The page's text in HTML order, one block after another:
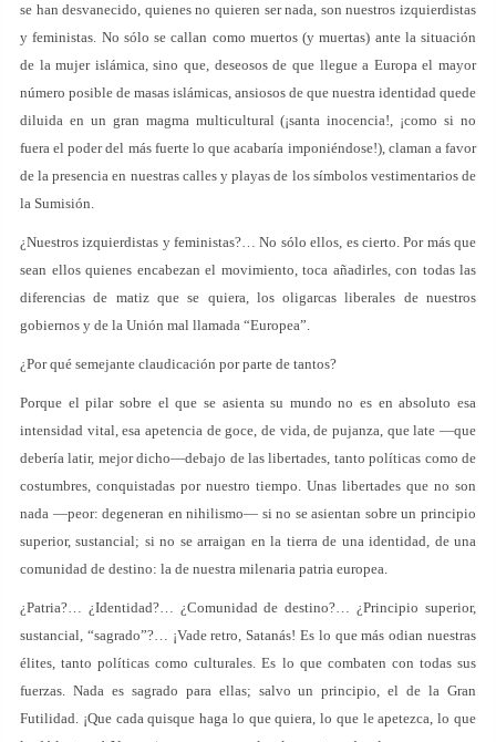
se han desvanecido, quienes no quieren ser nada, son nuestros izquierdistas
y feministas. No sólo se callan como muertos (y muertas) ante la situación
de la mujer islámica, sino que, deseosos de que llegue a Europa el mayor
número posible de masas islámicas, ansiosos de que nuestra identidad quede
diluida en un gran magma multicultural (¡santa inocencia!, ¡como si no
fuera el poder del más fuerte lo que acabaría imponiéndose!), claman a favor
de la presencia en nuestras calles y playas de los símbolos vestimentarios de
la Sumisión.
¿Nuestros izquierdistas y feministas?… No sólo ellos, es cierto. Por más que
sean ellos quienes encabezan el movimiento, toca añadirles, con todas las
diferencias de matiz que se quiera, los oligarcas liberales de nuestros
gobiernos y de la Unión mal llamada “Europea”.
¿Por qué semejante claudicación por parte de tantos?
Porque el pilar sobre el que se asienta su mundo no es en absoluto esa
intensidad vital, esa apetencia de goce, de vida, de pujanza, que late —que
debería latir, mejor dicho—debajo de las libertades, tanto políticas como de
costumbres, conquistadas por nuestro tiempo. Unas libertades que no son
nada —peor: degeneran en nihilismo— si no se asientan sobre un principio
superior, sustancial; si no se arraigan en la tierra de una identidad, de una
comunidad de destino: la de nuestra milenaria patria europea.
¿Patria?… ¿Identidad?… ¿Comunidad de destino?… ¿Principio superior,
sustancial, “sagrado”?… ¡Vade retro, Satanás! Es lo que más odian nuestras
élites, tanto políticas como culturales. Es lo que combaten con todas sus
fuerzas. Nada es sagrado para ellas; salvo un principio, el de la Gran
Futilidad. ¡Que cada quisque haga lo que quiera, lo que le apetezca, lo que